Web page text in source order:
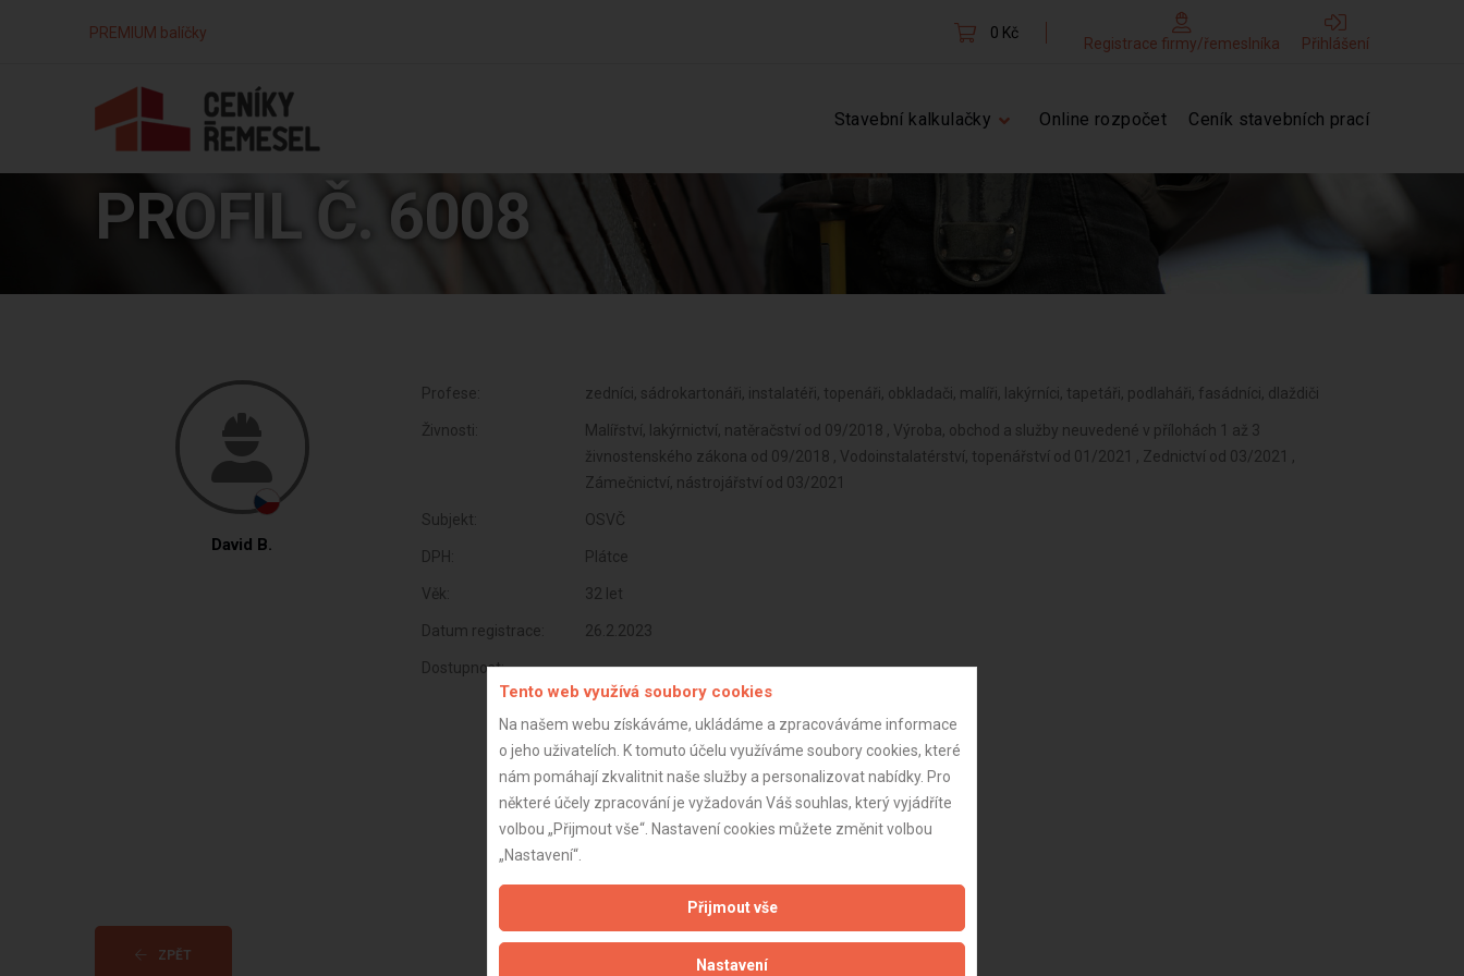
PREMIUM balíčky 0 Kč
Registrace firmy/řemeslníka Přihlášení
Stavební kalkulačky Online rozpočet Ceník stavebních prací
PROFIL Č. 6008
David B.
Profese: zedníci, sádrokartonáři, instalatéři, topenáři, obkladači, malíři, lakýrníci, tapetáři, podlaháři, fasádníci, dlaždiči
Živnosti:
Malířství, lakýrnictví, natěračství od 09/2018 , Výroba, obchod a služby neuvedené v přílohách 1 až 3
živnostenského zákona od 09/2018 , Vodoinstalatérství, topenářství od 01/2021 , Zednictví od 03/2021 ,
Zámečnictví, nástrojářství od 03/2021
Subjekt: OSVČ
DPH: Plátce
Věk: 32 let
Datum registrace: 26.2.2023
Dostupnost:
ZPĚT Aktualizováno z portálu ARES dne 30.12.2023 06:00:09
Tento web využívá soubory cookies
Na našem webu získáváme, ukládáme a zpracováváme informace
o jeho uživatelích. K tomuto účelu využíváme soubory cookies, které
nám pomáhají zkvalitnit naše služby a personalizovat nabídky. Pro
některé účely zpracování je vyžadován Váš souhlas, který vyjádříte
volbou „Přijmout vše“. Nastavení cookies můžete změnit volbou
„Nastavení“.
Přijmout vše
Nastavení